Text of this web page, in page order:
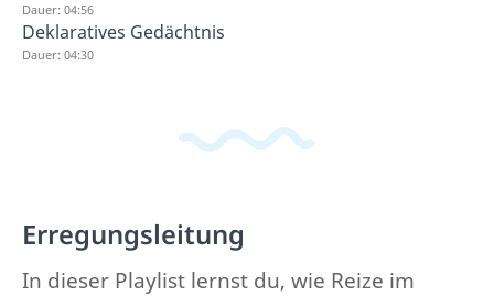
Dauer: 04:56
Deklaratives Gedächtnis
Dauer: 04:30
Erregungsleitung
In dieser Playlist lernst du, wie Reize im